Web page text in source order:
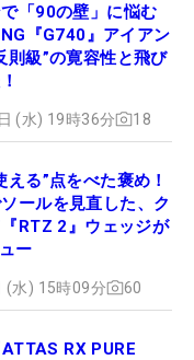
「90の壁」に悩む
『G740』アイアン
則級”の寛容性と飛び
(水) 19時36分 18
える”点をべた褒め！
ールを見直した、ク
RTZ 2』ウェッジが
ー
(水) 15時09分 60
RX PURE